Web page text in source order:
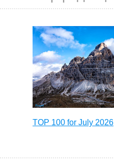
TOP 100 for July 2026